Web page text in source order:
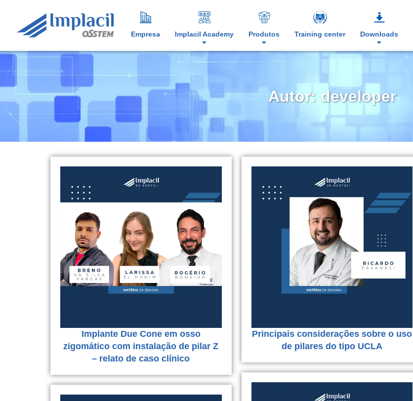
Empresa Implacil Academy Produtos Training center Downloads
Autor: developer
Implante Due Cone em osso
zigomático com instalação de pilar Z
– relato de caso clínico
Principais considerações sobre o uso
de pilares do tipo UCLA